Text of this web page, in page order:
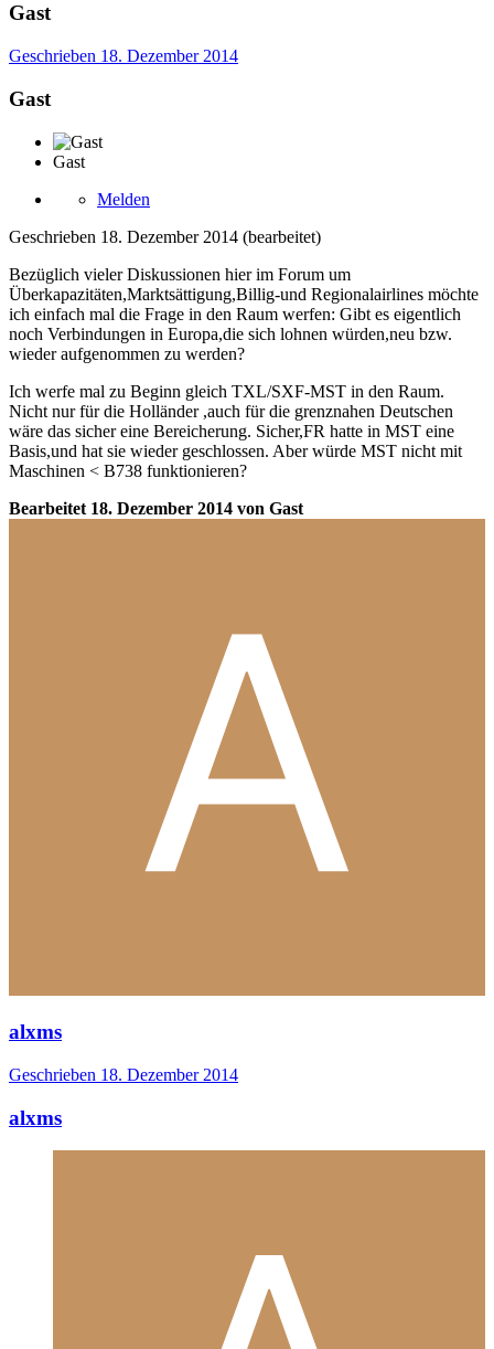
Gast
Geschrieben 18. Dezember 2014
Gast
Gast
Melden
Geschrieben 18. Dezember 2014 (bearbeitet)
Bezüglich vieler Diskussionen hier im Forum um
Überkapazitäten,Marktsättigung,Billig-und Regionalairlines möchte
ich einfach mal die Frage in den Raum werfen: Gibt es eigentlich
noch Verbindungen in Europa,die sich lohnen würden,neu bzw.
wieder aufgenommen zu werden?
Ich werfe mal zu Beginn gleich TXL/SXF-MST in den Raum.
Nicht nur für die Holländer ,auch für die grenznahen Deutschen
wäre das sicher eine Bereicherung. Sicher,FR hatte in MST eine
Basis,und hat sie wieder geschlossen. Aber würde MST nicht mit
Maschinen < B738 funktionieren?
Bearbeitet 18. Dezember 2014 von Gast
alxms
Geschrieben 18. Dezember 2014
alxms